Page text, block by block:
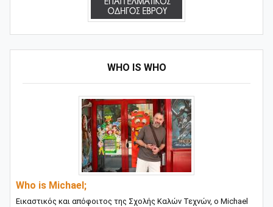
WHO IS WHO
Who is Michael;
Εικαστικός και απόφοιτος της Σχολής Καλών Τεχνών, ο Michael